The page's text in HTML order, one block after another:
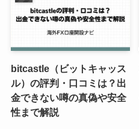
bitcastle（ビットキャッス
ル）の評判・口コミは？出
金できない噂の真偽や安全
性まで解説